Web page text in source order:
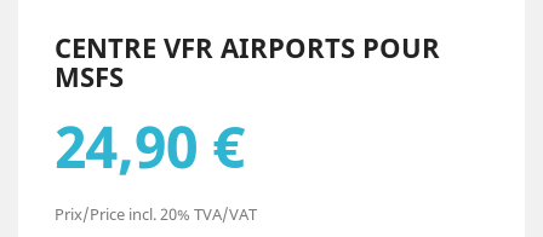
CENTRE VFR AIRPORTS POUR
MSFS
24,90 €
Prix/Price incl. 20% TVA/VAT